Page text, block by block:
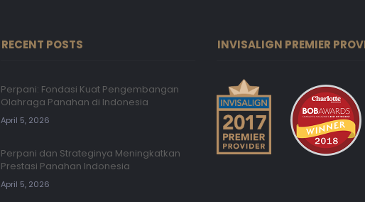
RECENT POSTS
Perpani: Fondasi Kuat Pengembangan
Olahraga Panahan di Indonesia
April 5, 2026
Perpani dan Strateginya Meningkatkan
Prestasi Panahan Indonesia
April 5, 2026
INVISALIGN PREMIER